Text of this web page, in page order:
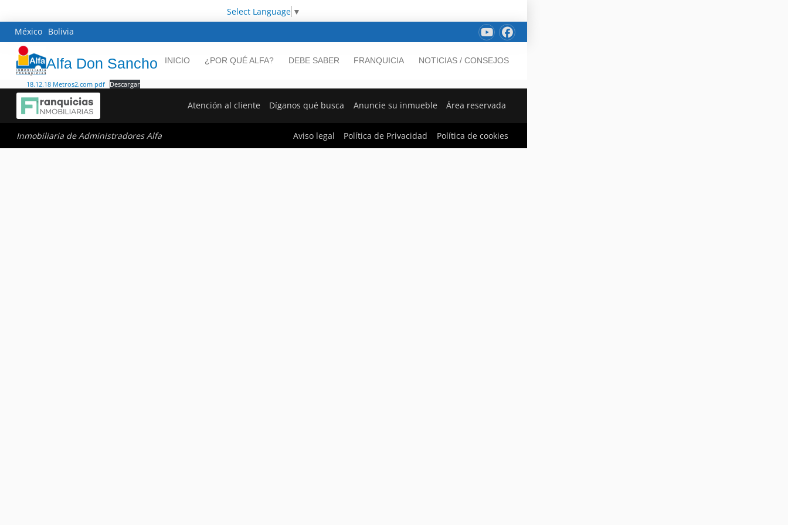
Select Language ▼
México Bolivia
Alfa Don Sancho INICIO ¿POR QUÉ ALFA? DEBE SABER FRANQUICIA NOTICIAS / CONSEJOS
18.12.18 Metros2.com pdf Descargar
Atención al cliente Díganos qué busca Anuncie su inmueble Área reservada
Inmobiliaria de Administradores Alfa Aviso legal Política de Privacidad Política de cookies